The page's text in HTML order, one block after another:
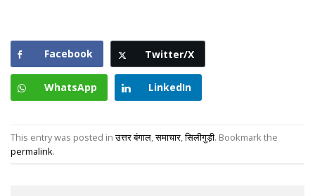
Facebook Twitter/X
WhatsApp LinkedIn
This entry was posted inउत्तर बंगाल ,समाचार ,सिलीगुड़ी. Bookmark the
permalink.